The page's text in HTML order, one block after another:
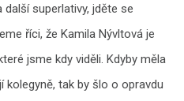
superlativy, jděte se
říci, že Kamila Nývltová je
jsme kdy viděli. Kdyby měla
kolegyně, tak by šlo o opravdu